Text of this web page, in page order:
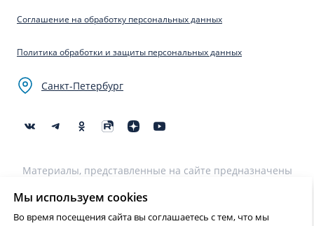
Соглашение на обработку персональных данных
Политика обработки и защиты персональных данных
Санкт-Петербург
Материалы, представленные на сайте предназначены
использованы для постановки диагноза, назначения
лечения и не являются медицинскими рекомендациями.
Необходима консультация специалиста.
Мы используем cookies
Во время посещения сайта вы соглашаетесь с тем, что мы